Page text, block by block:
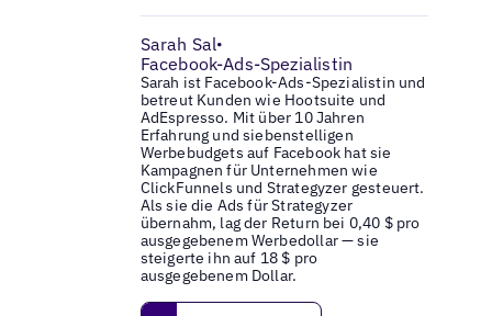
Sarah Sal•
Facebook-Ads-Spezialistin
Sarah ist Facebook-Ads-Spezialistin und
betreut Kunden wie Hootsuite und
AdEspresso. Mit über 10 Jahren
Erfahrung und siebenstelligen
Werbebudgets auf Facebook hat sie
Kampagnen für Unternehmen wie
ClickFunnels und Strategyzer gesteuert.
Als sie die Ads für Strategyzer
übernahm, lag der Return bei 0,40 $ pro
ausgegebenem Werbedollar — sie
steigerte ihn auf 18 $ pro
ausgegebenem Dollar.